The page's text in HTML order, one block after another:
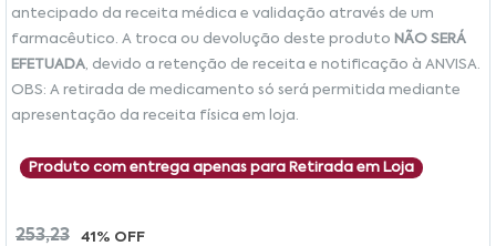
antecipado da receita médica e validação através de um
farmacêutico. A troca ou devolução deste produto NÃO SERÁ
EFETUADA, devido a retenção de receita e notificação à ANVISA.
OBS: A retirada de medicamento só será permitida mediante
apresentação da receita física em loja.
Produto com entrega apenas para Retirada em Loja
253,23 41% OFF